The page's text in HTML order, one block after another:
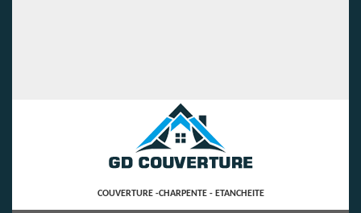
COUVERTURE -CHARPENTE - ETANCHEITE